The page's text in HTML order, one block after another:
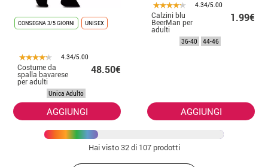
CONSEGNA 3/5 GIORNI UNISEX
4.34/5.00
Costume da
spalla bavarese
per adulti
48.50€
Unica Adulto
AGGIUNGI
4.34/5.00
Calzini blu
BeerMan per
adulti
1.99€
36-40 44-46
AGGIUNGI
Hai visto32di 107 prodotti